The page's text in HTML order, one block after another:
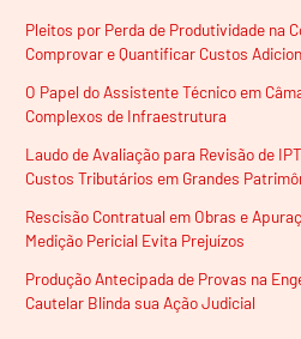
Pleitos por Perda de Produtividade na
Comprovar e Quantificar Custos
O Papel do Assistente Técnico em
Complexos de Infraestrutura
Laudo de Avaliação para Revisão de
Custos Tributários em Grandes
Rescisão Contratual em Obras e
Medição Pericial Evita Prejuízos
Produção Antecipada de Provas na
Cautelar Blinda sua Ação Judicial